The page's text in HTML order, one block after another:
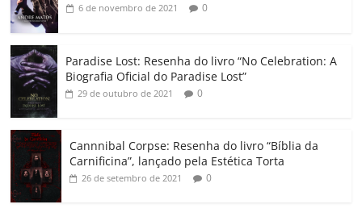
6 de novembro de 2021 0
Paradise Lost: Resenha do livro “No Celebration: A
Biografia Oficial do Paradise Lost”
29 de outubro de 2021 0
Cannnibal Corpse: Resenha do livro “Bíblia da
Carnificina”, lançado pela Estética Torta
26 de setembro de 2021 0